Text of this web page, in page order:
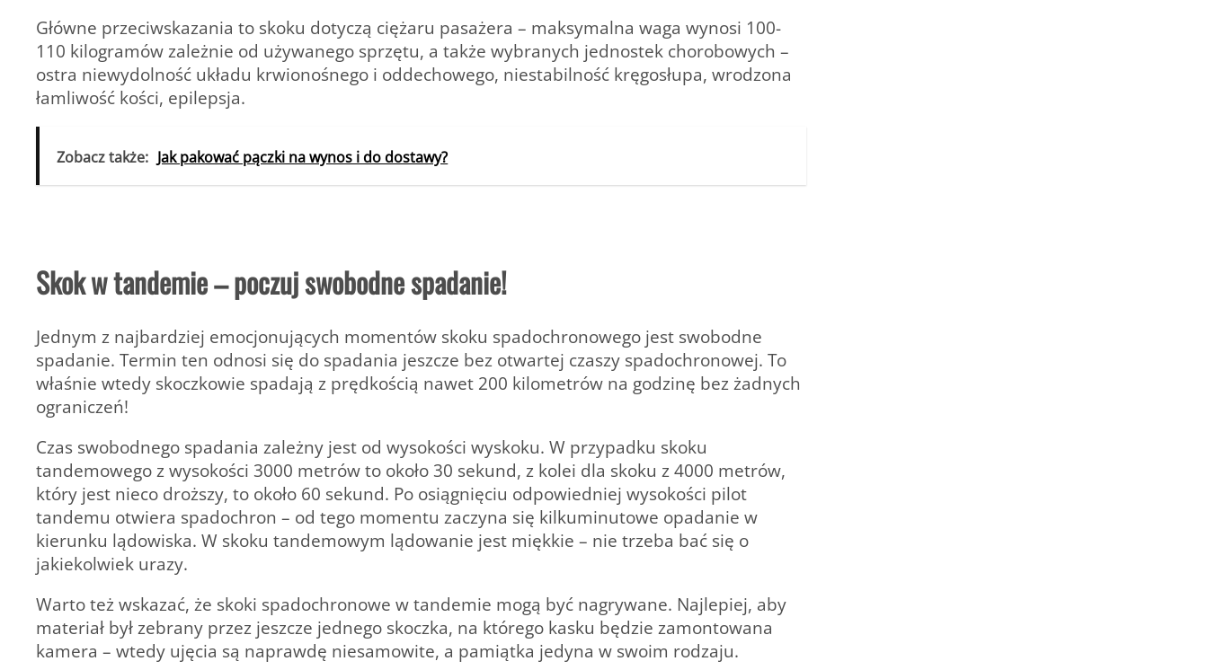
Główne przeciwskazania to skoku dotyczą ciężaru pasażera – maksymalna waga wynosi 100-
110 kilogramów zależnie od używanego sprzętu, a także wybranych jednostek chorobowych –
ostra niewydolność układu krwionośnego i oddechowego, niestabilność kręgosłupa, wrodzona
łamliwość kości, epilepsja.
Zobacz także: Jak pakować pączki na wynos i do dostawy?
Skok w tandemie – poczuj swobodne spadanie!
Jednym z najbardziej emocjonujących momentów skoku spadochronowego jest swobodne
spadanie. Termin ten odnosi się do spadania jeszcze bez otwartej czaszy spadochronowej. To
właśnie wtedy skoczkowie spadają z prędkością nawet 200 kilometrów na godzinę bez żadnych
ograniczeń!
Czas swobodnego spadania zależny jest od wysokości wyskoku. W przypadku skoku
tandemowego z wysokości 3000 metrów to około 30 sekund, z kolei dla skoku z 4000 metrów,
który jest nieco droższy, to około 60 sekund. Po osiągnięciu odpowiedniej wysokości pilot
tandemu otwiera spadochron – od tego momentu zaczyna się kilkuminutowe opadanie w
kierunku lądowiska. W skoku tandemowym lądowanie jest miękkie – nie trzeba bać się o
jakiekolwiek urazy.
Warto też wskazać, że skoki spadochronowe w tandemie mogą być nagrywane. Najlepiej, aby
materiał był zebrany przez jeszcze jednego skoczka, na którego kasku będzie zamontowana
kamera – wtedy ujęcia są naprawdę niesamowite, a pamiątka jedyna w swoim rodzaju.